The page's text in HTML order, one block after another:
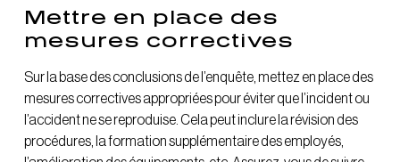
Mettre en place des
mesures correctives
Sur la base des conclusions de l’enquête, mettez en place des
mesures correctives appropriées pour éviter que l’incident ou
l’accident ne se reproduise. Cela peut inclure la révision des
procédures, la formation supplémentaire des employés,